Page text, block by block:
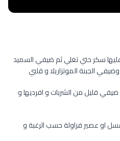
سكر حتي تغلي ثم ضيفي السميد
الجبنة الموتزاريلا و قلبي
قليل من الشربات و افرديها و
او عصير فراولة حسب الرغبة و